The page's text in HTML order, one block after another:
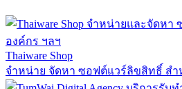
Thaiware Shop
จำหน่าย จัดหา ซอฟต์แวร์ลิขสิทธิ์ สำ